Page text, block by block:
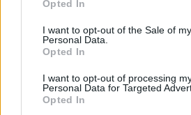
Opted In
I want to opt-out of the Sale of my
Personal Data.
Opted In
I want to opt-out of processing
Personal Data for Targeted
Opted In
Life